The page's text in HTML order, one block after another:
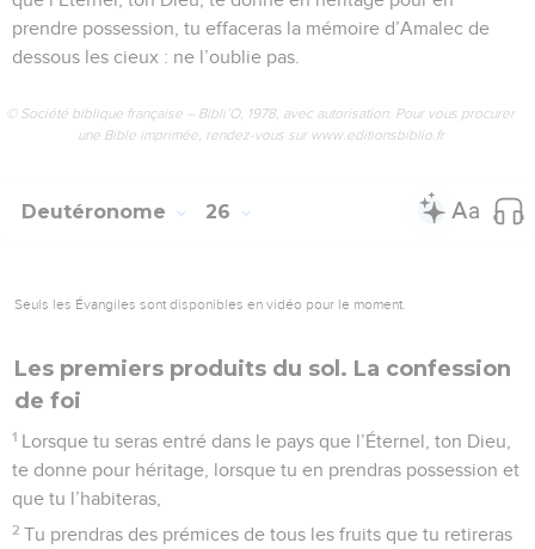
le pays que l’Éternel, ton Dieu, te donne, tu dresseras de
grandes pierres et tu les enduiras de chaux.
auras passé pour entrer dans le pays que l’Éternel, ton Dieu,
te donne, pays découlant de lait et de miel, comme te l’a dit
Lorsque vous aurez passé le Jourdain, vous dresserez sur
le mont Ébal des pierres que je vous ordonne aujourd’hui (de
Là, tu bâtiras un autel à l’Éternel, ton Dieu, un autel de
tu bâtiras en pierres brutes l’autel de l’Éternel, ton Dieu. Tu
présenteras sur cet autel des holocaustes à l’Éternel, ton
tu offriras des sacrifices de communion et tu mangeras là et
tu te réjouiras devant l’Éternel, ton Dieu.